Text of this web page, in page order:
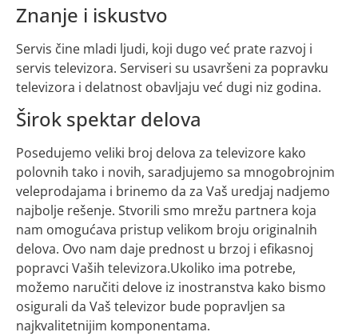
Znanje i iskustvo
Servis čine mladi ljudi, koji dugo već prate razvoj i
servis televizora. Serviseri su usavršeni za popravku
televizora i delatnost obavljaju već dugi niz godina.
Širok spektar delova
Posedujemo veliki broj delova za televizore kako
polovnih tako i novih, saradjujemo sa mnogobrojnim
veleprodajama i brinemo da za Vaš uredjaj nadjemo
najbolje rešenje. Stvorili smo mrežu partnera koja
nam omogućava pristup velikom broju originalnih
delova. Ovo nam daje prednost u brzoj i efikasnoj
popravci Vaših televizora.Ukoliko ima potrebe,
možemo naručiti delove iz inostranstva kako bismo
osigurali da Vaš televizor bude popravljen sa
najkvalitetnijim komponentama.